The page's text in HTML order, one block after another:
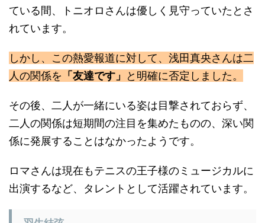
ている間、トニオロさんは優しく見守っていたとさ
れています。
しかし、この熱愛報道に対して、浅田真央さんは二
人の関係を 「友達です」 と明確に否定しました。
その後、二人が一緒にいる姿は目撃されておらず、
二人の関係は短期間の注目を集めたものの、深い関
係に発展することはなかったようです。
ロマさんは現在もテニスの王子様のミュージカルに
出演するなど、タレントとして活躍されています。